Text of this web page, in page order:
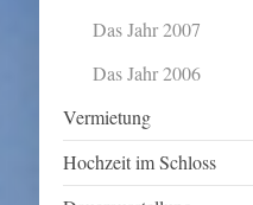
Das Jahr 2007
Das Jahr 2006
Vermietung
Hochzeit im Schloss